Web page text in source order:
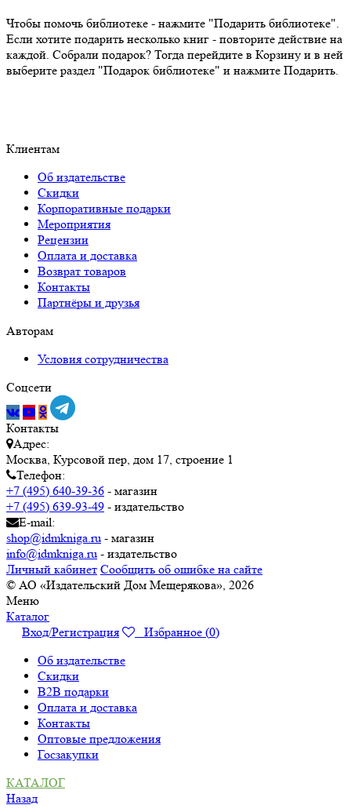
Чтобы помочь библиотеке - нажмите "Подарить библиотеке".
Если хотите подарить несколько книг - повторите действие на
каждой. Собрали подарок? Тогда перейдите в Корзину и в ней
выберите раздел "Подарок библиотеке" и нажмите Подарить.
Клиентам
Об издательстве
Скидки
Корпоративные подарки
Мероприятия
Рецензии
Оплата и доставка
Возврат товаров
Контакты
Партнёры и друзья
Авторам
Условия сотрудничества
Соцсети
Контакты
Адрес:
Москва, Курсовой пер, дом 17, строение 1
Телефон:
+7 (495) 640-39-36 - магазин
+7 (495) 639-93-49 - издательство
E-mail:
shop@idmkniga.ru - магазин
info@idmkniga.ru - издательство
Личный кабинет Сообщить об ошибке на сайте
© АО «Издательский Дом Мещерякова», 2026
Меню
Каталог
Вход/Регистрация
Избранное (0)
Об издательстве
Скидки
B2B подарки
Оплата и доставка
Контакты
Оптовые предложения
Госзакупки
КАТАЛОГ
Назад